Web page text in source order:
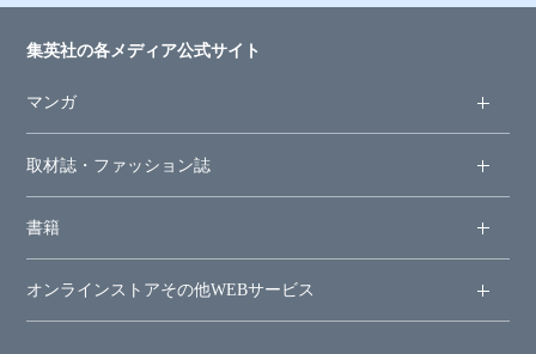
集英社の各メディア公式サイト
マンガ
取材誌・ファッション誌
書籍
オンラインストアその他WEBサービス